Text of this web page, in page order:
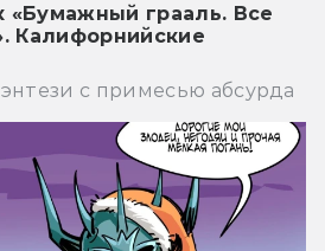
грааль. Все
Калифорнийские
с примесью абсурда